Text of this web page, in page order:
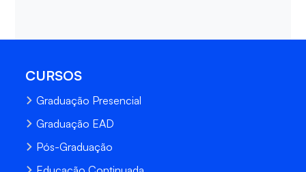
CURSOS
Graduação Presencial
Graduação EAD
Pós-Graduação